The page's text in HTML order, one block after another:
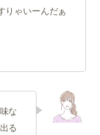
りゃいーんだぁ
な
る